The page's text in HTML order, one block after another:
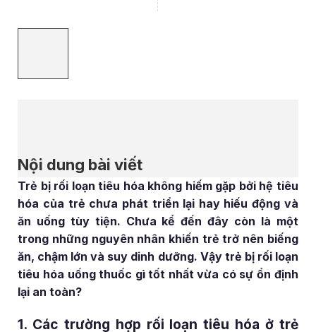
Nội dung bài viết
Trẻ bị rối loạn tiêu hóa không hiếm gặp bởi hệ tiêu
hóa của trẻ chưa phát triển lại hay hiếu động và
ăn uống tùy tiện. Chưa kể đến đây còn là một
trong những nguyên nhân khiến trẻ trở nên biếng
ăn, chậm lớn và suy dinh dưỡng. Vậy trẻ bị rối loạn
tiêu hóa uống thuốc gì tốt nhất vừa có sự ổn định
lại an toàn?
1. Các trường hợp rối loạn tiêu hóa ở trẻ